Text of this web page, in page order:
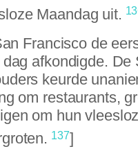
Maandag uit.
Francisco de
afkondigde. De
keurde
om restaurants,
om hun
137]